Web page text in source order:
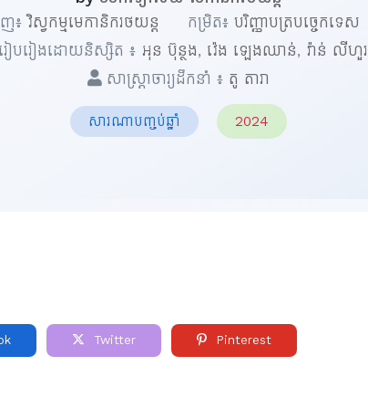
ញ៖វិស្វកម្មមេកានិករថយន្ត កម្រិត៖ បរិញ្ញាបត្របច្ចេកទេស
រៀបរៀងដោយនិស្សិត ៖ អុន ប៊ុន្ថង, វ៉េង ឡេងឈាន់, វ៉ាន់ លីហួរ
សាស្ត្រាចារ្យដឹកនាំ ៖ តូ តារា
សារណាបញ្ចប់ឆ្នាំ 2024
Twitter Pinterest